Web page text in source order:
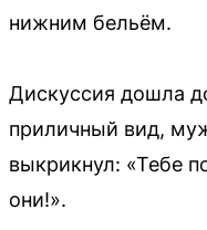
нижним бельём.
Дискуссия дошла
приличный вид,
выкрикнул: «Тебе
они!».